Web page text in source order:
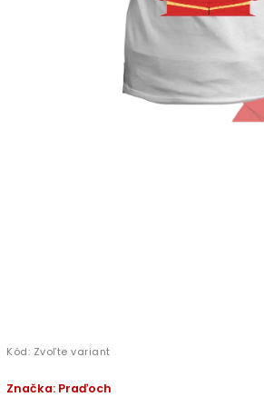
Kód: Zvoľte variant
Značka: Praďoch